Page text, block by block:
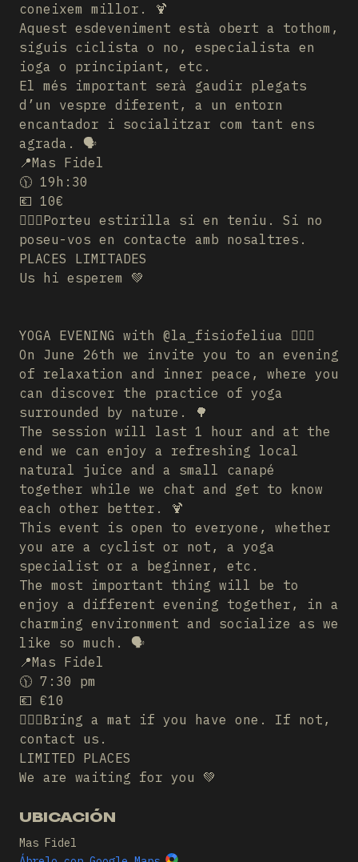
coneixem millor. 🍹
Aquest esdeveniment està obert a tothom,
siguis ciclista o no, especialista en
ioga o principiant, etc.
El més important serà gaudir plegats
d’un vespre diferent, a un entorn
encantador i socialitzar com tant ens
agrada. 🗣️
📍Mas Fidel
🕦 19h:30
💶 10€
🧘🏻‍♂️Porteu estirilla si en teniu. Si no
poseu-vos en contacte amb nosaltres.
PLACES LIMITADES
Us hi esperem 💚
YOGA EVENING with @la_fisiofeliua 🧘🏻‍♀️
On June 26th we invite you to an evening
of relaxation and inner peace, where you
can discover the practice of yoga
surrounded by nature. 🌳
The session will last 1 hour and at the
end we can enjoy a refreshing local
natural juice and a small canapé
together while we chat and get to know
each other better. 🍹
This event is open to everyone, whether
you are a cyclist or not, a yoga
specialist or a beginner, etc.
The most important thing will be to
enjoy a different evening together, in a
charming environment and socialize as we
like so much. 🗣️
📍Mas Fidel
🕦 7:30 pm
💶 €10
🧘🏻‍♂️Bring a mat if you have one. If not,
contact us.
LIMITED PLACES
We are waiting for you 💚
UBICACIÓN
Mas Fidel